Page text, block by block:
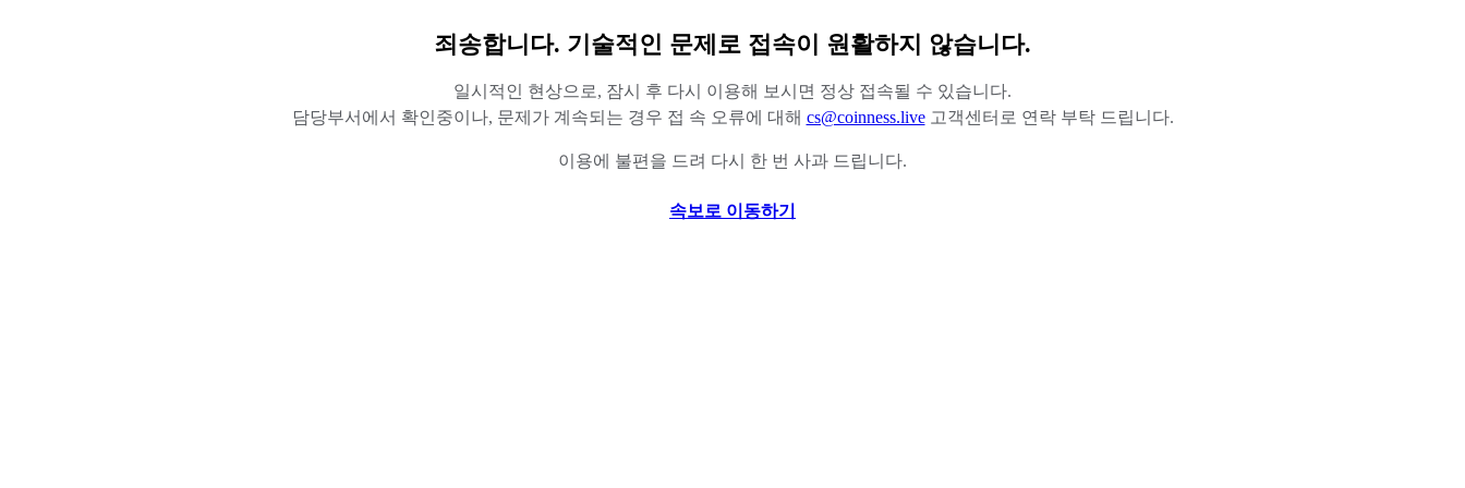
죄송합니다. 기술적인 문제로 접속이 원활하지 않습니다.
일시적인 현상으로, 잠시 후 다시 이용해 보시면 정상 접속될 수 있습니다.
담당부서에서 확인중이나, 문제가 계속되는 경우 접 속 오류에 대해 cs@coinness.live 고객센터로 연락 부탁 드립니다.
이용에 불편을 드려 다시 한 번 사과 드립니다.
속보로 이동하기